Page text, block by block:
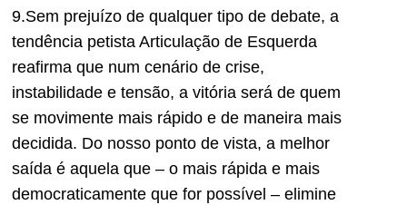
9.Sem prejuízo de qualquer tipo de debate, a
tendência petista Articulação de Esquerda
reafirma que num cenário de crise,
instabilidade e tensão, a vitória será de quem
se movimente mais rápido e de maneira mais
decidida. Do nosso ponto de vista, a melhor
saída é aquela que – o mais rápida e mais
democraticamente que for possível – elimine